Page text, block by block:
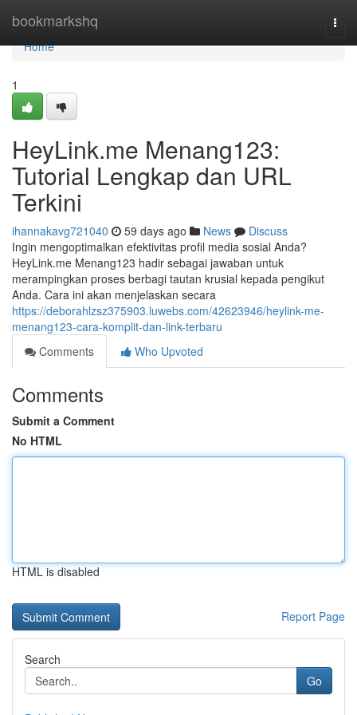
bookmarkshq
Home
Home
1
HeyLink.me Menang123:
Tutorial Lengkap dan URL
Terkini
ihannakavg721040 59 days ago News
Discuss
Ingin mengoptimalkan efektivitas profil media sosial Anda?
HeyLink.me Menang123 hadir sebagai jawaban untuk
merampingkan proses berbagi tautan krusial kepada pengikut
Anda. Cara ini akan menjelaskan secara
https://deborahlzsz375903.luwebs.com/42623946/heylink-me-
menang123-cara-komplit-dan-link-terbaru
Comments
Who Upvoted
Comments
Submit a Comment
No HTML
HTML is disabled
Report Page
Search
Go